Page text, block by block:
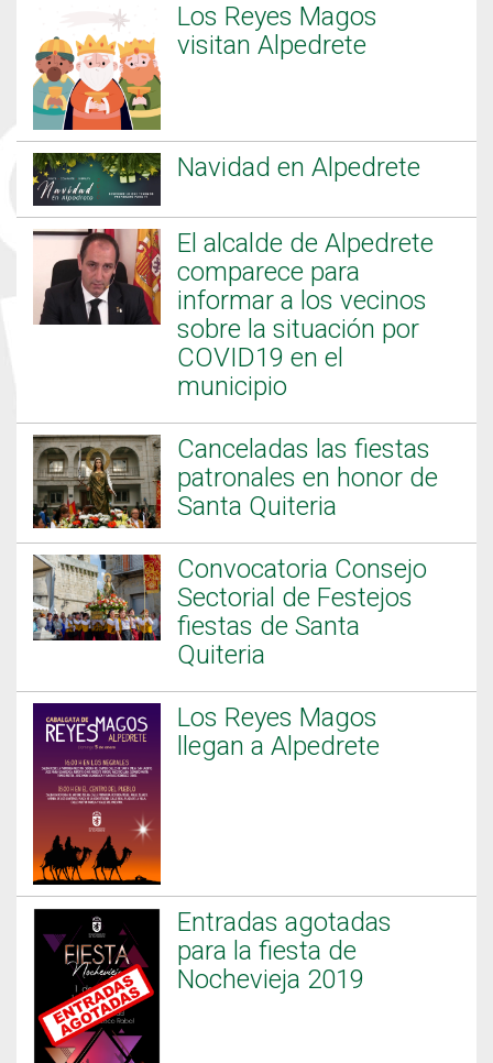
Los Reyes Magos
visitan Alpedrete
Navidad en Alpedrete
El alcalde de Alpedrete
comparece para
informar a los vecinos
sobre la situación por
COVID19 en el
municipio
Canceladas las fiestas
patronales en honor de
Santa Quiteria
Convocatoria Consejo
Sectorial de Festejos
fiestas de Santa
Quiteria
Los Reyes Magos
llegan a Alpedrete
Entradas agotadas
para la fiesta de
Nochevieja 2019